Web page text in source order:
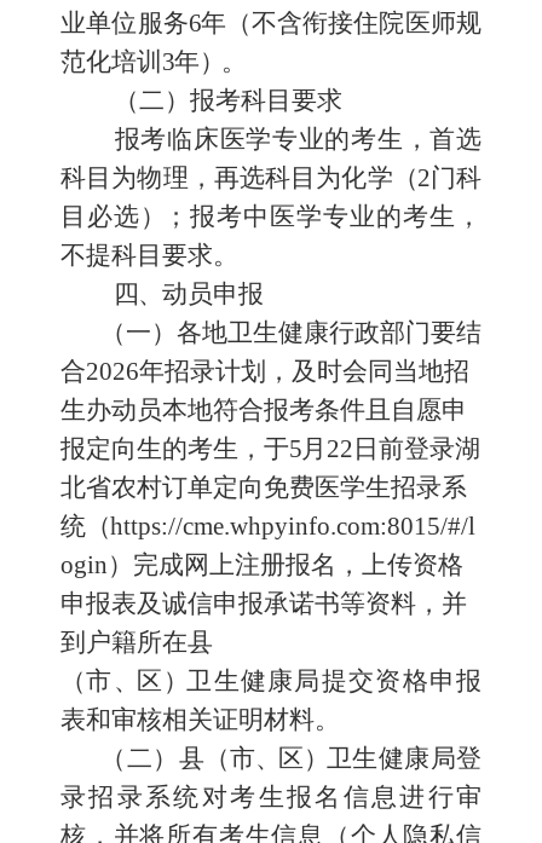
业单位服务6年 （不含衔接住院医师规
范化培训 3年） 。
（二）报考科目要求
报考临床医学专业的考生 ，首选
科目为物理，再选科目为化学 （2门科
目必选）
；报考中医学专业的考生，
不提科目要求。
四、 动员申报
（一）各地卫生健康行政部门要结
合2026年招录计划 ， 及时会同当地招
生办动员本地符合报考条件 且自愿申
报定向生的考生， 于5月 22 日前登录湖
北省农村订单定向免费医学生招录系
统 （https://cme.whpyinfo.com:8015/#/l
ogin）完成网上注册报名， 上传资格
申报表及诚信申报承诺书等资料，并
到户籍所在县
（市、 区 ）卫生健康局提交资格申报
表和审核相关证明材料。
（二）县 （市、 区） 卫生健康局登
录招录系统对考生报名信息进行审
核 ，并将所有考生信息（个人隐私信